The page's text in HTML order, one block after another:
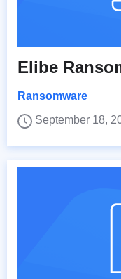
Elibe
Ransomware
September 18,